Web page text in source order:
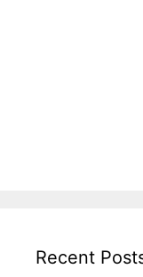
Recent